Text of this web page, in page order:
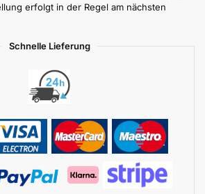
erfolgt in der Regel am nächsten
Schnelle Lieferung